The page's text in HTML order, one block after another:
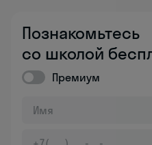
Познакомьтесь
со школой
Премиум